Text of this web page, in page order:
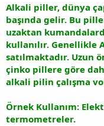
Alkali piller, dünya
başında gelir. Bu
uzaktan
kullanılır. Genellikle
satılmaktadır. Uzun
çinko pillere göre
alkali pilin çalışma
Örnek Kullanım:
termometreler.